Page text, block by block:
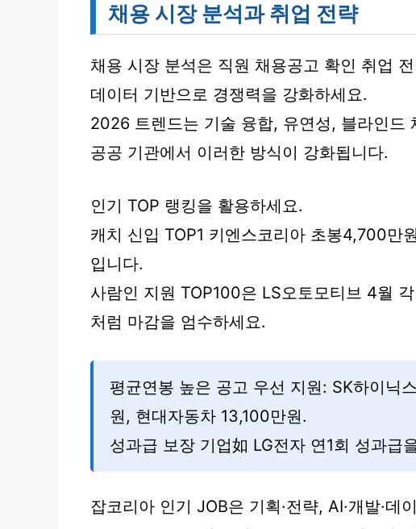
채용 시장 분석과 취업 전략
채용 시장 분석은 직원 채용공고 확인 취업
데이터 기반으로 경쟁력을 강화하세요.
2026 트렌드는 기술 융합, 유연성, 블라인드
공공 기관에서 이러한 방식이 강화됩니다.
인기 TOP 랭킹을 활용하세요.
캐치 신입 TOP1 키엔스코리아 초봉4,700만
입니다.
사람인 지원 TOP100은 LS오토모티브 4월
처럼 마감을 엄수하세요.
평균연봉 높은 공고 우선 지원: SK하이닉
원, 현대자동차 13,100만원.
성과급 보장 기업如 LG전자 연1회 성과급
잡코리아 인기 JOB은 기획·전략, AI·개발·데